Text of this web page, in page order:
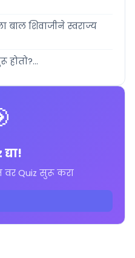
बाल शिवाजीने स्वराज्य
वर Quiz सुरू करा